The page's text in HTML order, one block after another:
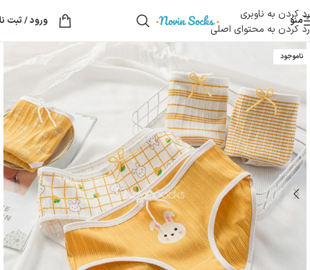
رد کردن به ناوبری
رد کردن به محتوای اصلی
منو ورود / ثبت
ناموجود